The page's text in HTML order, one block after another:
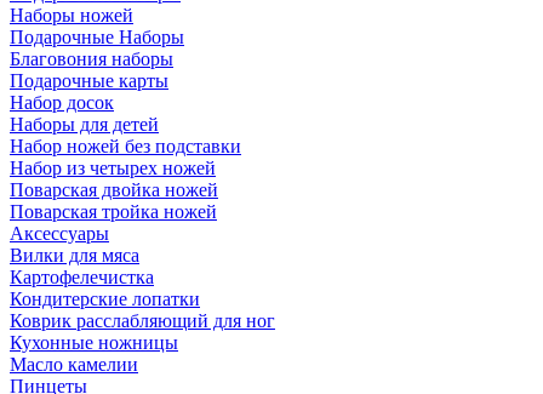
Наборы ножей
Подарочные Наборы
Благовония наборы
Подарочные карты
Набор досок
Наборы для детей
Набор ножей без подставки
Набор из четырех ножей
Поварская двойка ножей
Поварская тройка ножей
Аксессуары
Вилки для мяса
Картофелечистка
Кондитерские лопатки
Коврик расслабляющий для ног
Кухонные ножницы
Масло камелии
Пинцеты